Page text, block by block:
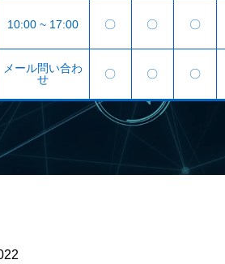
10:00 ~ 17:00 〇 〇 〇
メール問い合わ
せ
〇 〇 〇